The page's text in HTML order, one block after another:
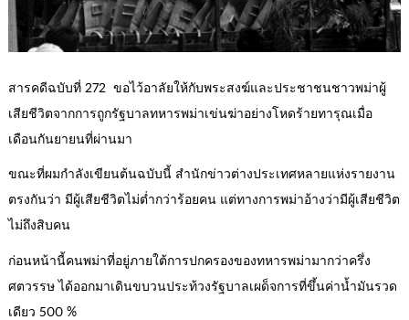
สารคดีฉบับที่ 272 ขอไว้อาลัยให้กับพระสงฆ์และประชาชนชาวพม่าผู้
เสียชีวิตจากการถูกรัฐบาลทหารพม่าเข่นฆ่าอย่างโหดร้ายทารุณเมื่อ
เดือนกันยายนที่ผ่านมา
ขณะที่ผมกำลังเขียนต้นฉบับนี้ สำนักข่าวต่างประเทศหลายแห่งรายงาน
ตรงกันว่า มีผู้เสียชีวิตไม่ต่ำกว่าร้อยคน แต่ทางการพม่าอ้างว่ามีผู้เสียชีวิต
ไม่ถึงสิบคน
ก่อนหน้านี้คนพม่าที่อยู่ภายใต้การปกครองของทหารพม่ามากว่าครึ่ง
ศตวรรษ ได้ออกมาเดินขบวนประท้วงรัฐบาลเผด็จการที่ขึ้นค่าน้ำมันรวด
เดียว 500 %